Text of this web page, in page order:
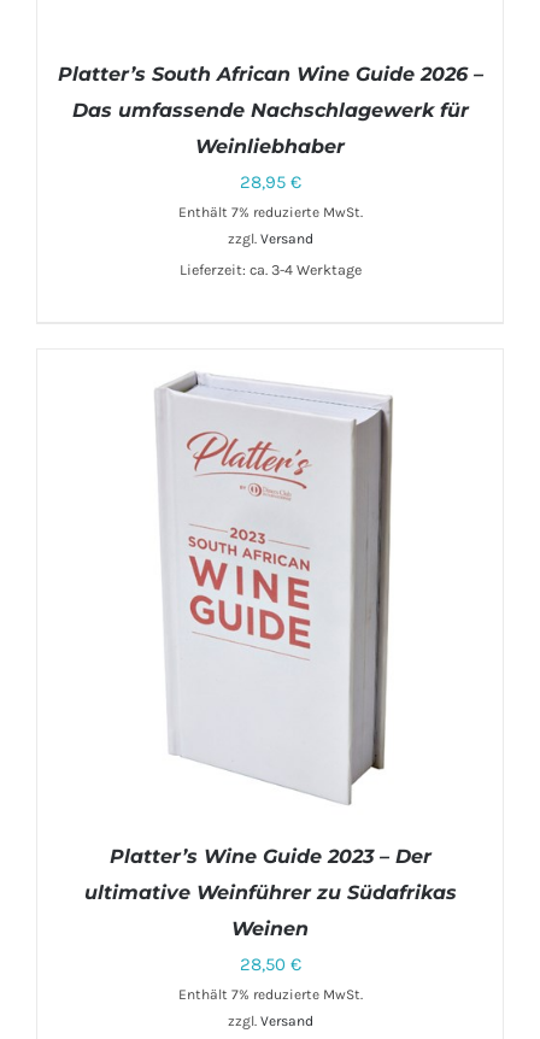
IN DEN WARENKORB / DETAILS
Platter’s South African Wine Guide 2026 –
Das umfassende Nachschlagewerk für
Weinliebhaber
28,95 €
Enthält 7% reduzierte MwSt.
zzgl. Versand
Lieferzeit: ca. 3-4 Werktage
Platter’s Wine Guide 2023 – Der
ultimative Weinführer zu Südafrikas
Weinen
28,50 €
Enthält 7% reduzierte MwSt.
zzgl. Versand